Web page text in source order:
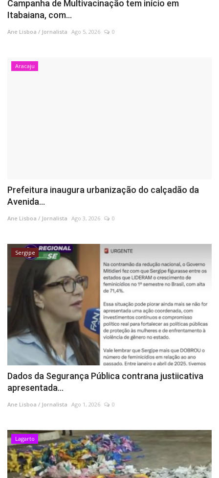
Campanha de Multivacinação tem início em
Itabaiana, com...
Ane Lisboa / Jornalista Ago 5, 2026 0
Aracaju
Prefeitura inaugura urbanização do calçadão da
Avenida...
Ane Lisboa / Jornalista Ago 3, 2026 0
Sergipe
Dados da Segurança Pública contrana justiicativa
apresentada...
Ane Lisboa / Jornalista Ago 1, 2026 0
Lagarto